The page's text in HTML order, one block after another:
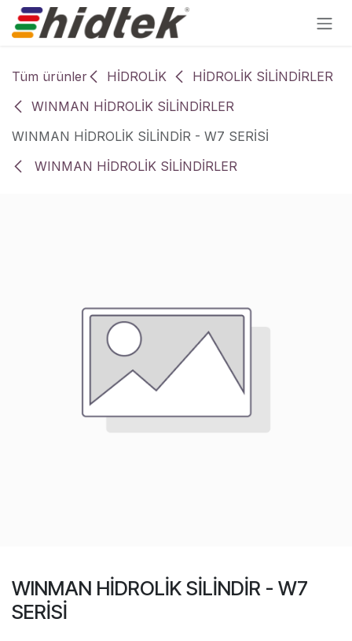
İçereği Atla
Tüm ürünler HİDROLİK
HİDROLİK SİLİNDİRLER
WINMAN HİDROLİK SİLİNDİRLER
WINMAN HİDROLİK SİLİNDİR - W7 SERİSİ
WINMAN HİDROLİK SİLİNDİRLER
WINMAN HİDROLİK SİLİNDİR - W7
SERİSİ